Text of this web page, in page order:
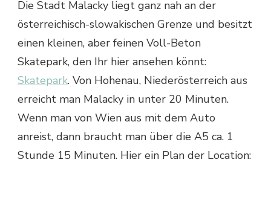
Die Stadt Malacky liegt ganz nah an der
österreichisch-slowakischen Grenze und besitzt
einen kleinen, aber feinen Voll-Beton
Skatepark, den Ihr hier ansehen könnt:
Skatepark. Von Hohenau, Niederösterreich aus
erreicht man Malacky in unter 20 Minuten.
Wenn man von Wien aus mit dem Auto
anreist, dann braucht man über die A5 ca. 1
Stunde 15 Minuten. Hier ein Plan der Location: